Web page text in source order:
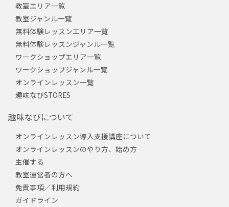
教室エリア一覧
教室ジャンル一覧
無料体験レッスンエリア一覧
無料体験レッスンジャンル一覧
ワークショップエリア一覧
ワークショップジャンル一覧
オンラインレッスン一覧
趣味なびSTORES
趣味なびについて
オンラインレッスン導入支援講座について
オンラインレッスンのやり方、始め方
主催する
教室運営者の方へ
免責事項／利用規約
ガイドライン